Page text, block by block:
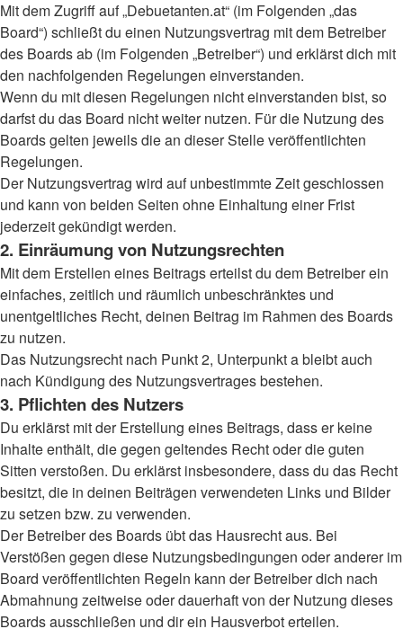
Mit dem Zugriff auf „Debuetanten.at“ (im Folgenden „das
Board“) schließt du einen Nutzungsvertrag mit dem Betreiber
des Boards ab (im Folgenden „Betreiber“) und erklärst dich mit
den nachfolgenden Regelungen einverstanden.
Wenn du mit diesen Regelungen nicht einverstanden bist, so
darfst du das Board nicht weiter nutzen. Für die Nutzung des
Boards gelten jeweils die an dieser Stelle veröffentlichten
Regelungen.
Der Nutzungsvertrag wird auf unbestimmte Zeit geschlossen
und kann von beiden Seiten ohne Einhaltung einer Frist
jederzeit gekündigt werden.
2. Einräumung von Nutzungsrechten
Mit dem Erstellen eines Beitrags erteilst du dem Betreiber ein
einfaches, zeitlich und räumlich unbeschränktes und
unentgeltliches Recht, deinen Beitrag im Rahmen des Boards
zu nutzen.
Das Nutzungsrecht nach Punkt 2, Unterpunkt a bleibt auch
nach Kündigung des Nutzungsvertrages bestehen.
3. Pflichten des Nutzers
Du erklärst mit der Erstellung eines Beitrags, dass er keine
Inhalte enthält, die gegen geltendes Recht oder die guten
Sitten verstoßen. Du erklärst insbesondere, dass du das Recht
besitzt, die in deinen Beiträgen verwendeten Links und Bilder
zu setzen bzw. zu verwenden.
Der Betreiber des Boards übt das Hausrecht aus. Bei
Verstößen gegen diese Nutzungsbedingungen oder anderer im
Board veröffentlichten Regeln kann der Betreiber dich nach
Abmahnung zeitweise oder dauerhaft von der Nutzung dieses
Boards ausschließen und dir ein Hausverbot erteilen.